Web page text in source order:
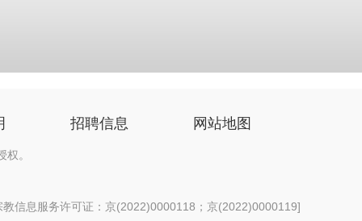
招聘信息 网站地图
。
教信息服务许可证：京(2022)0000118；京(2022)0000119]